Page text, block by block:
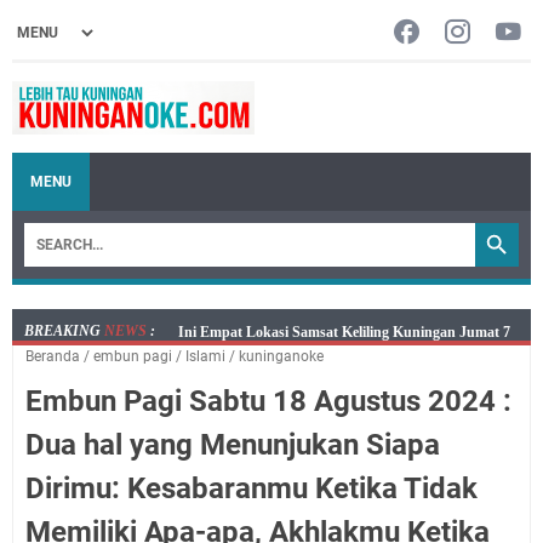
MENU
BREAKING NEWS :
Jumat 7 Agustus 2026 Mobil SIM Keliling Ada di
Kecamatan Sindangagung
Embun Pagi Jumat 8 Agustus 2026: Jika Keberkahan
Kelaparan Meskipun Memiliki Sekarung Penuh Uang
Salat Lima Waktu itu Bukan Cuma Kewajiban, Tapi
Beranda / embun pagi / Islami / kuninganoke
Embun Pagi Sabtu 18 Agustus 2024 :
Dua hal yang Menunjukan Siapa
Dirimu: Kesabaranmu Ketika Tidak
Memiliki Apa-apa, Akhlakmu Ketika